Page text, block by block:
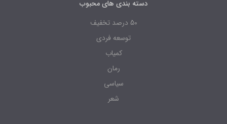
دسته بندی های محبوب
50 درصد تخفیف
توسعه فردی
کمیاب
رمان
سیاسی
شعر